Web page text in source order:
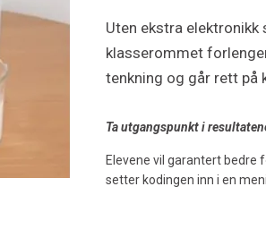
Uten ekstra elektronikk
klasserommet
tenkning og går rett på
Ta utgangspunkt i
Elevene vil garantert
setter kodingen inn i en